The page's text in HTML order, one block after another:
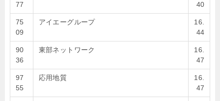
77
40
75
09
アイエーグループ
16.
44
90
36
東部ネットワーク
16.
47
97
55
応用地質
16.
47